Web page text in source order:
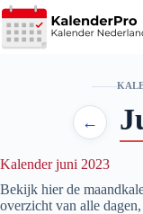
Ga
naar
de
←
Kalender juni 2023
Bekijk hier de
overzicht van alle